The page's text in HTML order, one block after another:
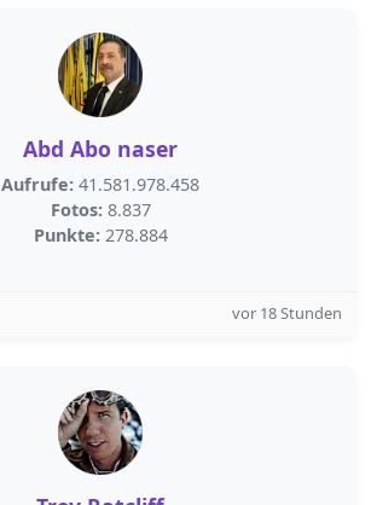
Abd Abo naser
Aufrufe: 41.581.978.458
Fotos: 8.837
Punkte: 278.884
vor 18 Stunden